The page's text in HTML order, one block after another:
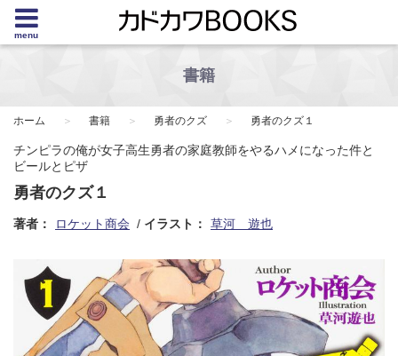
menu
書籍
ホーム 書籍 勇者のクズ 勇者のクズ１
チンピラの俺が女子高生勇者の家庭教師をやるハメになった件と
ビールとピザ
勇者のクズ１
著者： ロケット商会 イラスト： 草河 遊也